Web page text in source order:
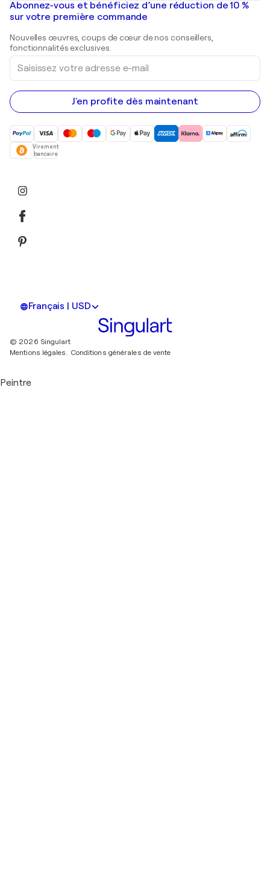
Shepard Fairey
Peintures de paysage
Estampes
Peintures acryliques
Galeries d'art en France
Galeries d'art en Belgique
Abonnez-vous et bénéficiez d’une réduction de 10 %
sur votre première commande
Nouvelles œuvres, coups de cœur de nos conseillers,
fonctionnalités exclusives.
Saisissez
votre
adresse
e-
mail
J'en profite dès maintenant
Virement
bancaire
Français | USD
© 2026 Singulart
Mentions légales. Conditions générales de vente
Peintre